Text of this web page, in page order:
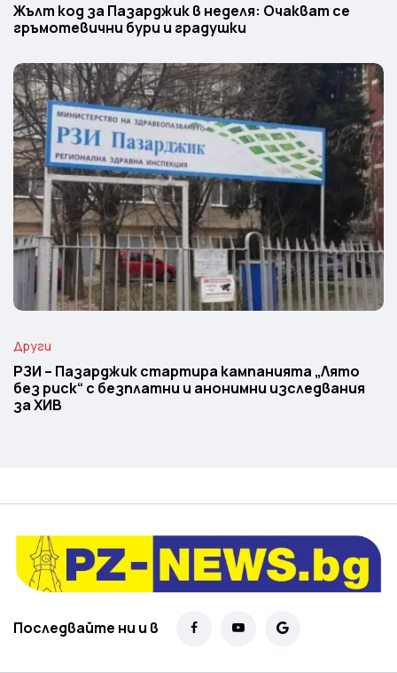
Жълт код за Пазарджик в неделя: Очакват се
гръмотевични бури и градушки
Други
РЗИ – Пазарджик стартира кампанията „Лято
без риск“ с безплатни и анонимни изследвания
за ХИВ
Последвайте ни и в